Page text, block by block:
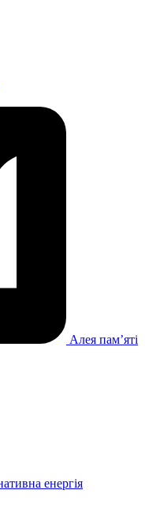
Алея памʼяті
енергія